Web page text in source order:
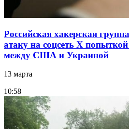
Российская хакерская
атаку на соцсеть Х попыткой
между США и Украиной
13 марта
10:58